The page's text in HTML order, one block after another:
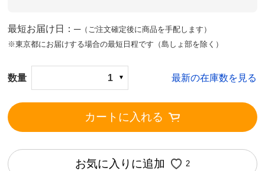
最短お届け日：─（ご注文確定後に商品を手配します）
※東京都にお届けする場合の最短日程です（島しょ部を除く）
数量 1 最新の在庫数を見る
カートに入れる
お気に入りに追加 2